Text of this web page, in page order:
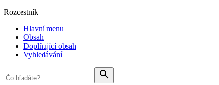
Rozcestník
Hlavní menu
Obsah
Doplňující obsah
Vyhledávání